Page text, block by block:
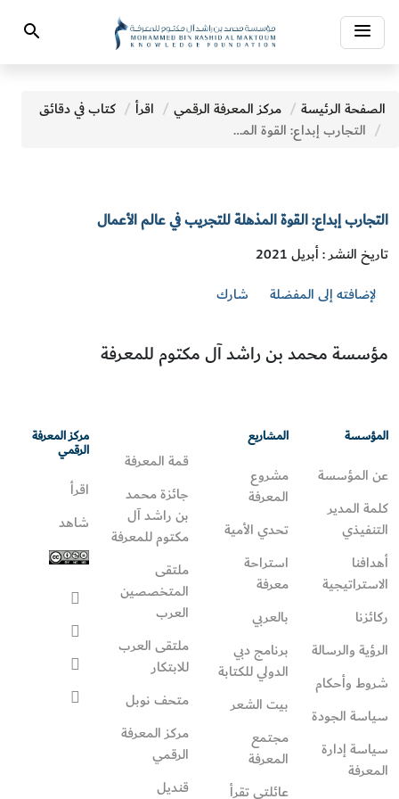
Toggle
navigation
Search
الصفحة الرئيسة مركز المعرفة الرقمي اقرأ
كتاب في دقائق
التجارب إبداع: القوة المذهلة للتجريب في عالم الأعمال
التجارب إبداع: القوة المذهلة للتجريب في عالم الأعمال
تاريخ النشر : أبريل 2021
لإضافته إلى المفضلة
شارك
مؤسسة محمد بن راشد آل مكتوم للمعرفة
المؤسسة
عن المؤسسة
كلمة المدير
التنفيذي
أهدافنا
الاستراتيجية
ركائزنا
الرؤية والرسالة
شروط وأحكام
سياسة الجودة
سياسة إدارة
المعرفة
المشاريع
مشروع
المعرفة
تحدي الأمية
استراحة
معرفة
بالعربي
برنامج دبي
الدولي للكتابة
بيت الشعر
مجتمع
المعرفة
عائلتي تقرأ‎
قمة المعرفة
جائزة محمد
بن راشد آل
مكتوم للمعرفة
ملتقى
المتخصصين
العرب
ملتقى العرب
للابتكار
متحف نوبل
مركز المعرفة
الرقمي
قنديل
مركز المعرفة
الرقمي
اقرأ
شاهد